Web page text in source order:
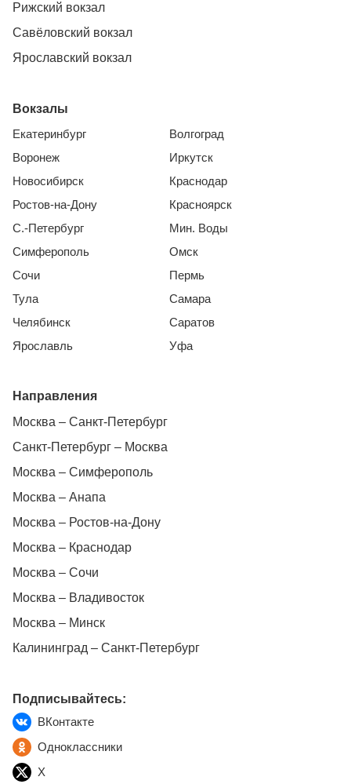
Рижский вокзал
Савёловский вокзал
Ярославский вокзал
Вокзалы
Екатеринбург
Воронеж
Новосибирск
Ростов-на-Дону
С.-Петербург
Симферополь
Сочи
Тула
Челябинск
Ярославль
Волгоград
Иркутск
Краснодар
Красноярск
Мин. Воды
Омск
Пермь
Самара
Саратов
Уфа
Направления
Москва – Санкт-Петербург
Санкт-Петербург – Москва
Москва – Симферополь
Москва – Анапа
Москва – Ростов-на-Дону
Москва – Краснодар
Москва – Сочи
Москва – Владивосток
Москва – Минск
Калининград – Санкт-Петербург
Подписывайтесь:
ВКонтакте
Одноклассники
X